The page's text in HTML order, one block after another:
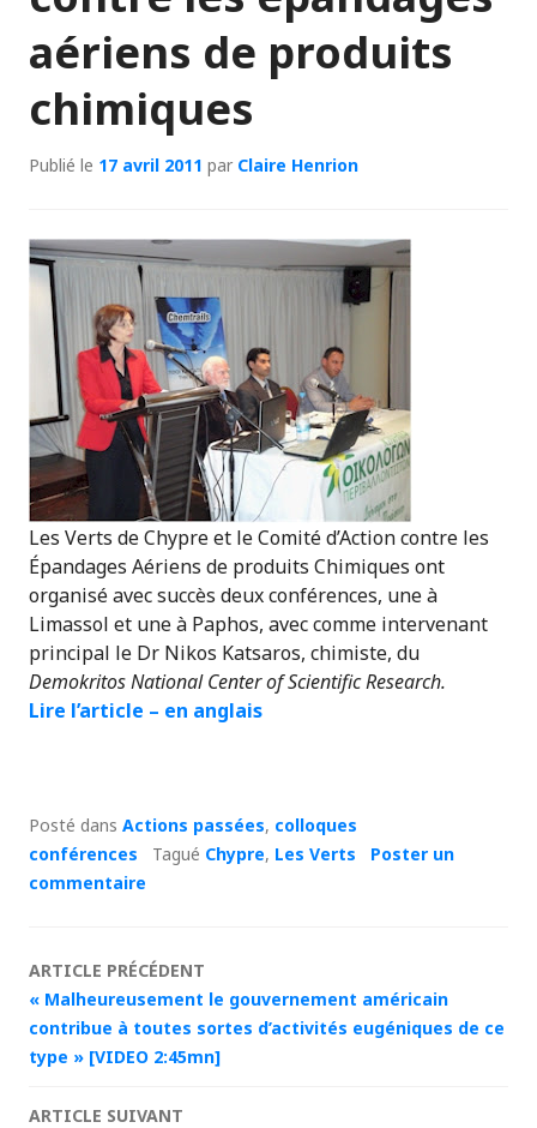
aériens de produits
chimiques
Publié le 17 avril 2011 par Claire Henrion
Les Verts de Chypre et le Comité d’Action contre les
Épandages Aériens de produits Chimiques ont
organisé avec succès deux conférences, une à
Limassol et une à Paphos, avec comme intervenant
principal le Dr Nikos Katsaros, chimiste, du
Demokritos National Center of Scientific Research.
Lire l’article – en anglais
Posté dans Actions passées, colloques
conférences
Tagué Chypre, Les Verts
Poster un
commentaire
Navigation
des
articles
ARTICLE PRÉCÉDENT
« Malheureusement le gouvernement américain
contribue à toutes sortes d’activités eugéniques de ce
type » [VIDEO 2:45mn]
ARTICLE SUIVANT